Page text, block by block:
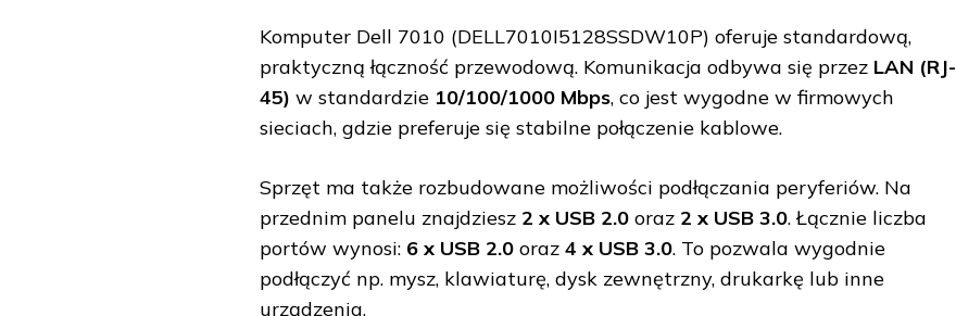
Komputer Dell 7010 (DELL7010I5128SSDW10P) oferuje standardową,
praktyczną łączność przewodową. Komunikacja odbywa się przez LAN (RJ-
45) w standardzie 10/100/1000 Mbps, co jest wygodne w firmowych
sieciach, gdzie preferuje się stabilne połączenie kablowe.
Sprzęt ma także rozbudowane możliwości podłączania peryferiów. Na
przednim panelu znajdziesz 2 x USB 2.0 oraz 2 x USB 3.0. Łącznie liczba
portów wynosi: 6 x USB 2.0 oraz 4 x USB 3.0. To pozwala wygodnie
podłączyć np. mysz, klawiaturę, dysk zewnętrzny, drukarkę lub inne
urządzenia.